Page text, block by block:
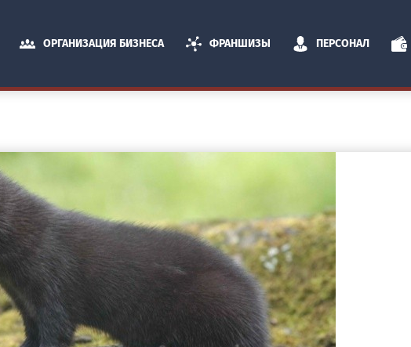
ОРГАНИЗАЦИЯ БИЗНЕСА ФРАНШИЗЫ ПЕРСОНАЛ